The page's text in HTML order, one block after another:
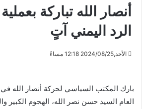
أنصار الله تباركة
الرد اليمني آتٍ
الأحد,2024/08/25 12:18 مساءً
بارك المكتب السياسي لحركة أنصار الله في
العام السيد حسن نصر الله، الهجوم الكبير